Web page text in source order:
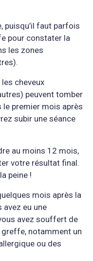
puisqu’il faut parfois
pour constater la
les zones
cheveux
peuvent tomber
le premier mois après
subir une séance
au moins 12 mois,
votre résultat final.
peine !
mois après la
eu une
avez souffert de
notamment un
ou des